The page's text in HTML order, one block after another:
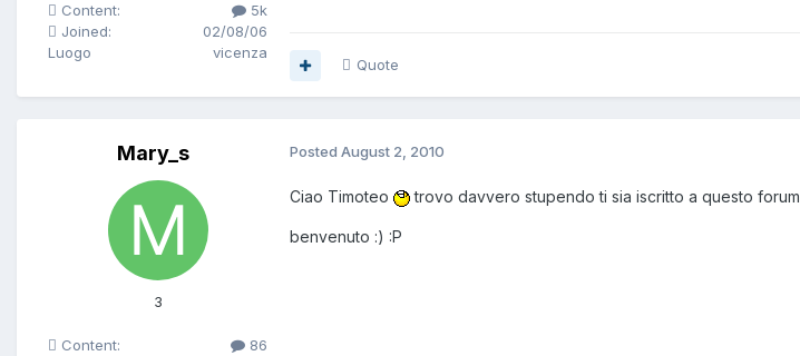
Content:
5k
Joined:
02/08/06
Luogo
vicenza
Quote
Mary_s
3
Content:
86
Posted August 2, 2010
Ciao Timoteo trovo davvero stupendo ti sia iscritto a questo forum
benvenuto :) :P